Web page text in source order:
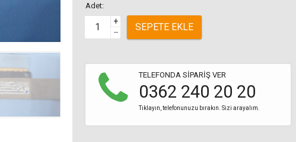
Adet:
+
–
SEPETE EKLE
TELEFONDA SİPARİŞ VER
0362 240 20 20
Tıklayın, telefonunuzu bırakın. Sizi arayalım.